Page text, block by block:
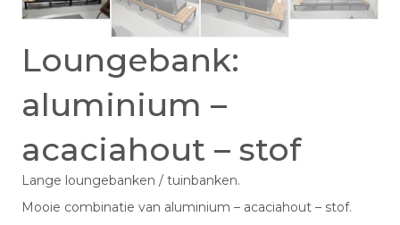
Loungebank:
aluminium –
acaciahout – stof
Lange loungebanken / tuinbanken.
Mooie combinatie van aluminium – acaciahout – stof.